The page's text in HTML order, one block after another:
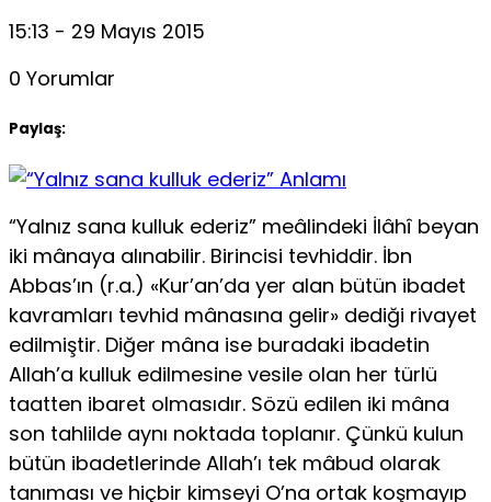
15:13 - 29 Mayıs 2015
0 Yorumlar
Paylaş:
“Yalnız sana kulluk ederiz” meâlindeki İlâhî beyan
iki mânaya alınabilir. Birincisi tevhiddir. İbn
Abbas’ın (r.a.) «Kur’an’da yer alan bütün ibadet
kav­ramları tevhid mânasına gelir» dediği rivayet
edilmiştir. Diğer mâna ise bu­radaki ibadetin
Allah’a kulluk edilmesine vesile olan her türlü
taatten ibaret olmasıdır. Sözü edilen iki mâna
son tahlilde aynı noktada toplanır. Çünkü ku­lun
bütün ibadetlerinde Allah’ı tek mâbud olarak
tanıması ve hiçbir kimseyi O’na ortak koşmayıp